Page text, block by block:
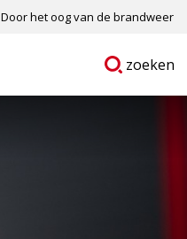
Door het oog van de brandweer
Ga
zoeken